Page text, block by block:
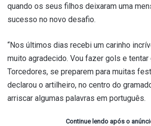
quando os seus filhos deixaram uma
sucesso no novo desafio.
“Nos últimos dias recebi um carinho
muito agradecido. Vou fazer gols e tentar
Torcedores, se preparem para muitas
declarou o artilheiro, no centro do
arriscar algumas palavras em português.
Continue lendo após o